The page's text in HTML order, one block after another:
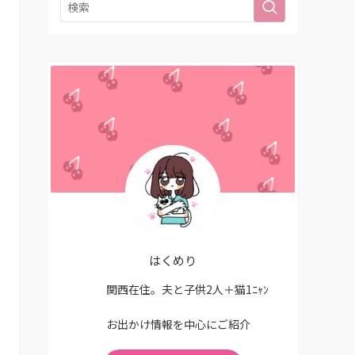
はくめり
関西在住。夫と子供2人＋猫1ﾆｬﾝ
お出かけ情報を中心にご紹介